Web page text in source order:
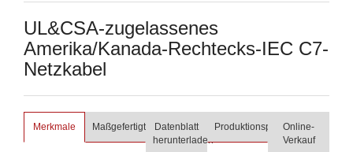
UL&CSA-zugelassenes
Amerika/Kanada-Rechtecks-IEC C7-
Netzkabel
Merkmale Maßgefertigt
Datenblatt
herunterladen
ProduktionsprozessOnline-
Verkauf